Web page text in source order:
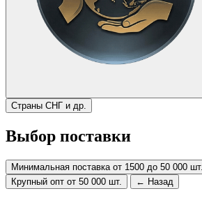
Страны СНГ и др.
Выбор поставки
Минимальная поставка от 1500 до 50 000 шт.
Крупный опт от 50 000 шт.
← Назад